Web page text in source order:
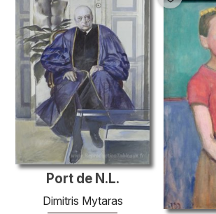
Port de N.L.
Dimitris Mytaras